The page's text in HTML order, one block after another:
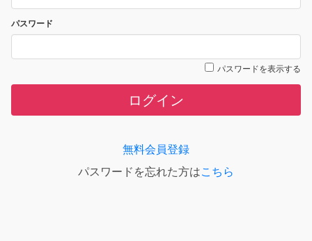
パスワード
パスワードを表示する
ログイン
無料会員登録
パスワードを忘れた方はこちら